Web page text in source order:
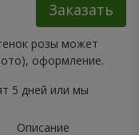
Заказать
розы может
оформление.
5 дней или мы
Описание